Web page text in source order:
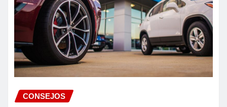
CONSEJOS